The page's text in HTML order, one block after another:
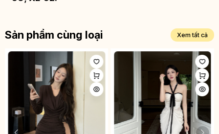
Sản phẩm cùng loại Xem tất cả